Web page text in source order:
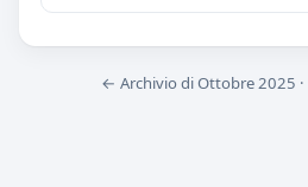
← Archivio di Ottobre 2025 ·